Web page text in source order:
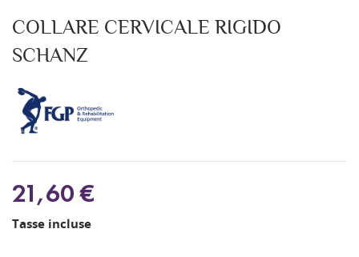
COLLARE CERVICALE RIGIDO
SCHANZ
21,60 €
Tasse incluse